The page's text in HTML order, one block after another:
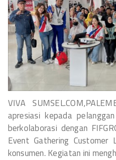
VIVA
apresiasi kepada
berkolaborasi dengan
Event Gathering
konsumen. Kegiatan ini